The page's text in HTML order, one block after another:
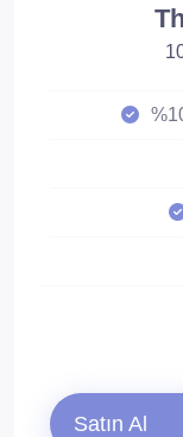
Satın Al